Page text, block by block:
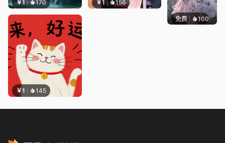
￥1 170 ￥1 156
￥1 145
免费 100渔小小